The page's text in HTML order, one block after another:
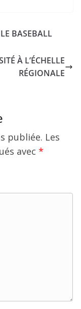
BASEBALL
À L’ÉCHELLE
RÉGIONALE
publiée. Les
avec *